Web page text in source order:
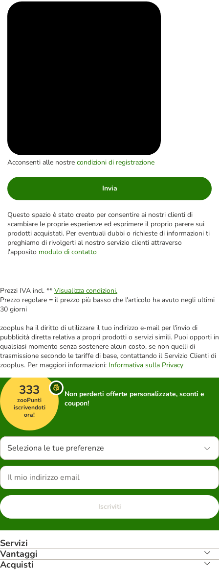
Acconsenti alle nostre condizioni di registrazione
Invia
Questo spazio è stato creato per consentire ai nostri clienti di
scambiare le proprie esperienze ed esprimere il proprio parere sui
prodotti acquistati. Per eventuali dubbi o richieste di informazioni ti
preghiamo di rivolgerti al nostro servizio clienti attraverso
l'apposito modulo di contatto
Prezzi IVA incl. ** Visualizza condizioni.
Prezzo regolare = il prezzo più basso che l'articolo ha avuto negli ultimi
30 giorni
zooplus ha il diritto di utilizzare il tuo indirizzo e-mail per l'invio di
pubblicità diretta relativa a propri prodotti o servizi simili. Puoi opporti in
qualsiasi momento senza sostenere alcun costo, se non quelli di
trasmissione secondo le tariffe di base, contattando il Servizio Clienti di
zooplus. Per maggiori informazioni: Informativa sulla Privacy
333
zooPunti
iscrivendoti
ora!
Non perderti offerte personalizzate, sconti e
coupon!
Seleziona le tue preferenze
Iscriviti
Servizi
Vantaggi
Acquisti